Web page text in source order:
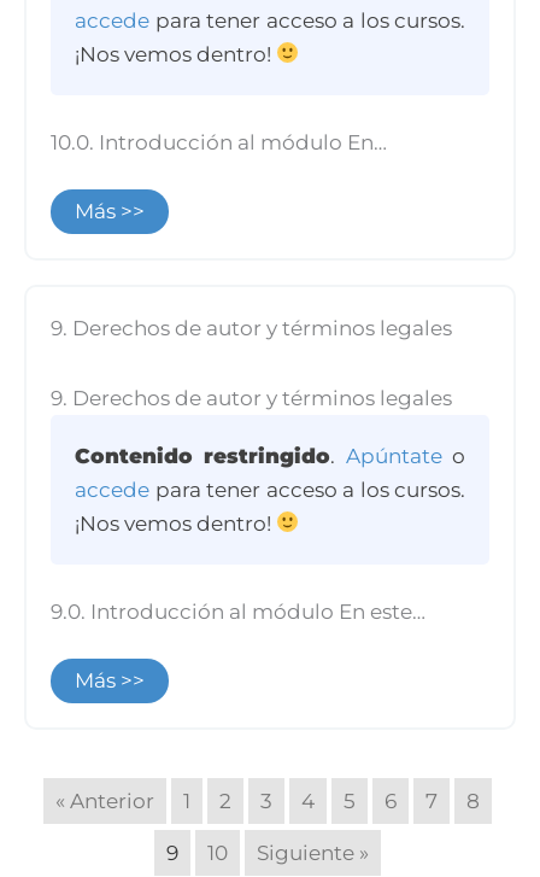
accede para tener acceso a los cursos.
¡Nos vemos dentro!
10.0. Introducción al módulo En…
Más >>
9. Derechos de autor y términos legales
9. Derechos de autor y términos legales
Contenido restringido. Apúntateo
accede para tener acceso a los cursos.
¡Nos vemos dentro!
9.0. Introducción al módulo En este…
Más >>
« Anterior 1 2 3 4 5 6 7 8
9 10 Siguiente »